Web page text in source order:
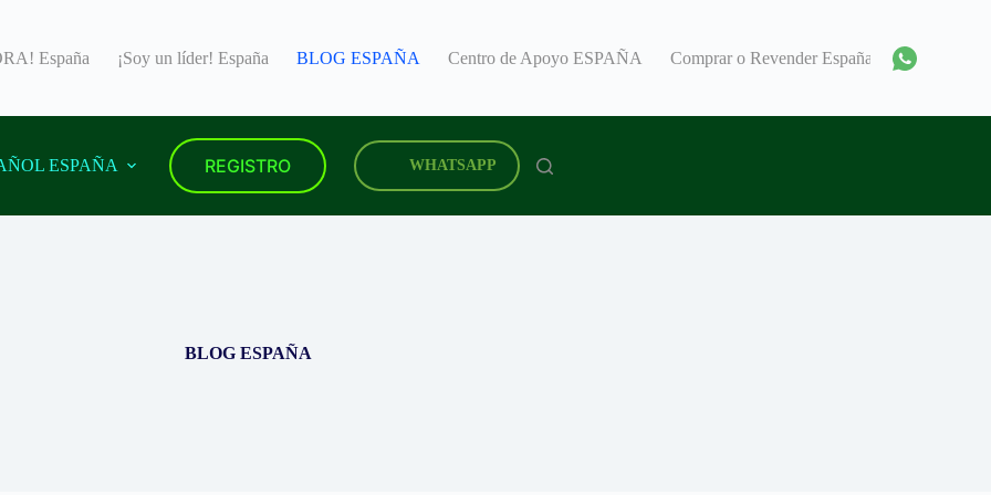
España ¡Soy un líder! España BLOG ESPAÑA Centro de Apoyo ESPAÑA Comprar o Revender España Encuentra
ESPAÑA REGISTRO WHATSAPP
BLOG ESPAÑA